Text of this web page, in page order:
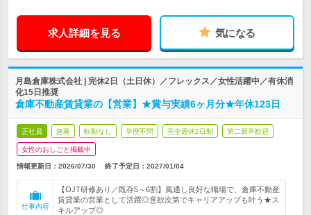
求人詳細を見る 気になる
月島倉庫株式会社 | 完休2日（土日休）／フレックス／女性活躍中／有休消
化15日推奨
倉庫不動産賃貸業の【営業】★賞与実績6ヶ月分★年休123日
正社員 急募 転勤なし 学歴不問 完全週休2日制 第二新卒歓迎
女性のおしごと掲載中
情報更新日：2026/07/30 終了予定日： 2027/01/04
仕事内容
【OJT研修あり／既存5～6割】風通し良好な職場で、倉庫不動産
賃貸業の営業として活躍◎意欲次第でキャリアアップも叶う★ス
キルアップ◎